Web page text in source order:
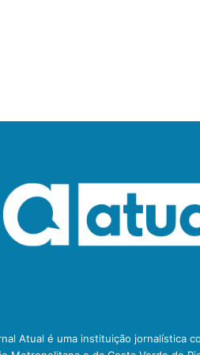
Atual é uma instituição jornalística